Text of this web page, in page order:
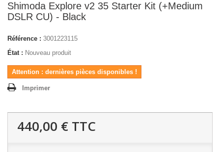
Shimoda Explore v2 35 Starter Kit (+Medium
DSLR CU) - Black
Référence : 3001223115
État : Nouveau produit
Attention : dernières pièces disponibles !
Imprimer
440,00 € TTC